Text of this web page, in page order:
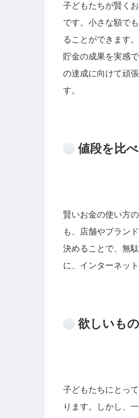
子どもたちが賢く
です。小さな額で
ることができます
貯金の成果を実感
の達成に向けて頑
す。
値段を比
賢いお金の使い方
も、店舗やブラン
決めることで、無
に、インターネッ
欲しいも
子どもたちにとっ
ります。しかし、